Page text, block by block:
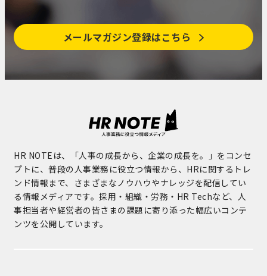
メールマガジン登録はこちら
HR NOTEは、「人事の成長から、企業の成長を。」をコンセ
プトに、普段の人事業務に役立つ情報から、HRに関するトレ
ンド情報まで、さまざまなノウハウやナレッジを配信してい
る情報メディアです。採用・組織・労務・HR Techなど、人
事担当者や経営者の皆さまの課題に寄り添った幅広いコンテ
ンツを公開しています。